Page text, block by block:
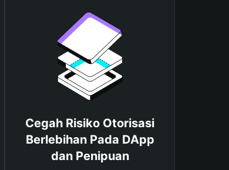
Cegah Risiko Otorisasi
Berlebihan Pada DApp
dan Penipuan